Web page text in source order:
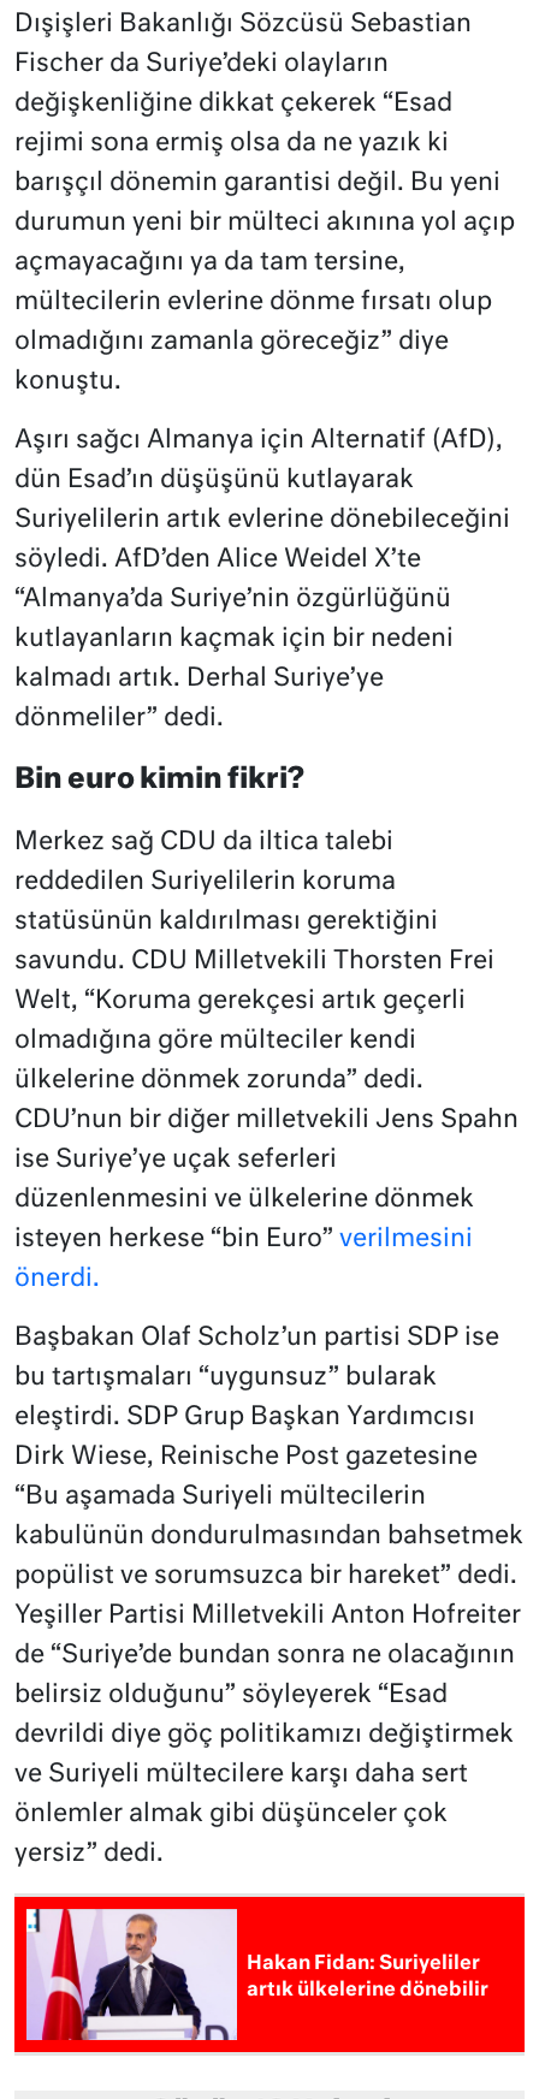
Dışişleri Bakanlığı Sözcüsü Sebastian
Fischer da Suriye’deki olayların
değişkenliğine dikkat çekerek “Esad
rejimi sona ermiş olsa da ne yazık ki
barışçıl dönemin garantisi değil. Bu yeni
durumun yeni bir mülteci akınına yol açıp
açmayacağını ya da tam tersine,
mültecilerin evlerine dönme fırsatı olup
olmadığını zamanla göreceğiz” diye
konuştu.
Aşırı sağcı Almanya için Alternatif (AfD),
dün Esad’ın düşüşünü kutlayarak
Suriyelilerin artık evlerine dönebileceğini
söyledi. AfD’den Alice Weidel X’te
“Almanya’da Suriye’nin özgürlüğünü
kutlayanların kaçmak için bir nedeni
kalmadı artık. Derhal Suriye’ye
dönmeliler” dedi.
Bin euro kimin fikri?
Merkez sağ CDU da iltica talebi
reddedilen Suriyelilerin koruma
statüsünün kaldırılması gerektiğini
savundu. CDU Milletvekili Thorsten Frei
Welt, “Koruma gerekçesi artık geçerli
olmadığına göre mülteciler kendi
ülkelerine dönmek zorunda” dedi.
CDU’nun bir diğer milletvekili Jens Spahn
ise Suriye’ye uçak seferleri
düzenlenmesini ve ülkelerine dönmek
isteyen herkese “bin Euro” verilmesini
önerdi.
Başbakan Olaf Scholz’un partisi SDP ise
bu tartışmaları “uygunsuz” bularak
eleştirdi. SDP Grup Başkan Yardımcısı
Dirk Wiese, Reinische Post gazetesine
“Bu aşamada Suriyeli mültecilerin
kabulünün dondurulmasından bahsetmek
popülist ve sorumsuzca bir hareket” dedi.
Yeşiller Partisi Milletvekili Anton Hofreiter
de “Suriye’de bundan sonra ne olacağının
belirsiz olduğunu” söyleyerek “Esad
devrildi diye göç politikamızı değiştirmek
ve Suriyeli mültecilere karşı daha sert
önlemler almak gibi düşünceler çok
yersiz” dedi.
Hakan Fidan: Suriyeliler
artık ülkelerine dönebilir